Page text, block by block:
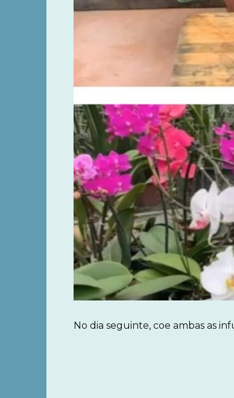
No dia seguinte, coe ambas as